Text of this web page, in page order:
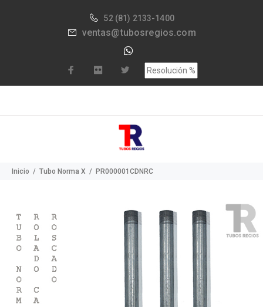
52 (81) 2133-1400
ventas@tubosregios.com
Inicio Tubo Norma X PR000001CDNRC